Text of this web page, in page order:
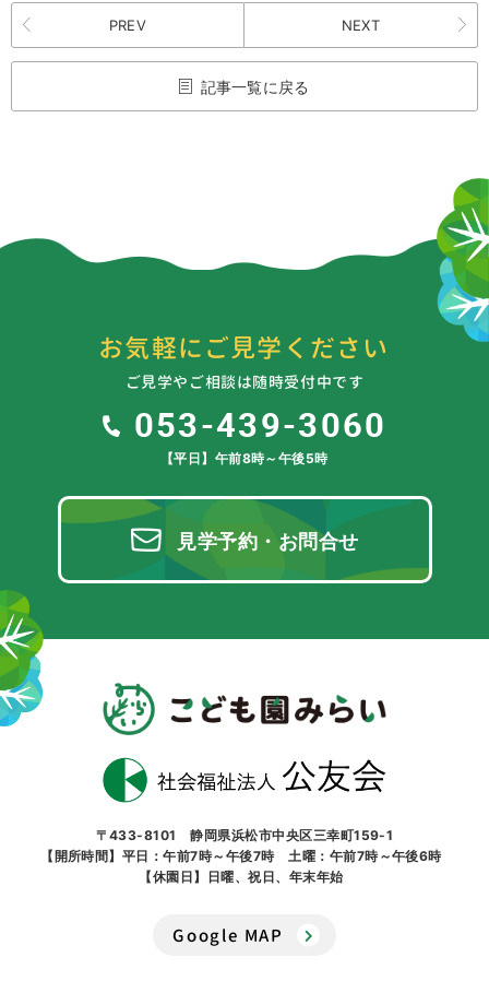
PREV NEXT
記事一覧に戻る
お気軽にご見学ください
ご見学やご相談は随時受付中です
053-439-3060
【平日】午前8時～午後5時
見学予約・お問合せ
〒433-8101 静岡県浜松市中央区三幸町159-1
【開所時間】平日：午前7時～午後7時 土曜：午前7時～午後6時
【休園日】日曜、祝日、年末年始
Google MAP